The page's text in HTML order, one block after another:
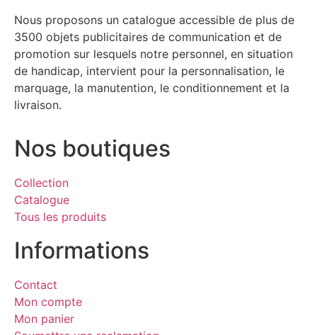
Nous proposons un catalogue accessible de plus de
3500 objets publicitaires de communication et de
promotion sur lesquels notre personnel, en situation
de handicap, intervient pour la personnalisation, le
marquage, la manutention, le conditionnement et la
livraison.
Nos boutiques
Collection
Catalogue
Tous les produits
Informations
Contact
Mon compte
Mon panier